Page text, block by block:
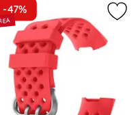
Armband Ihåligt
-47%